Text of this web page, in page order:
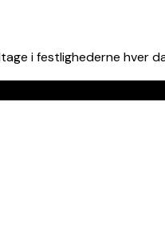
i festlighederne hver